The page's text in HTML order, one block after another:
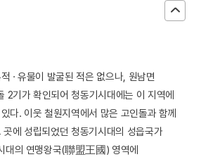
· 유물이 발굴된 적은 없으나, 원남면
2기가 확인되어 청동기시대에는 이 지역에
다. 이웃 철원지역에서 많은 고인돌과 함께
에 성립되었던 청동기시대의 성읍국가
대의 연맹왕국(聯盟王國) 영역에